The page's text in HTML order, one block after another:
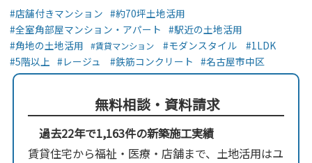
店舗付きマンション
約70坪土地活用
全室角部屋マンション・アパート
駅近の土地活用
角地の土地活用
賃貸マンション モダンスタイル
1LDK
5階以上
レージュ 鉄筋コンクリート 名古屋市中区
無料相談・資料請求
過去22年で1,163件の新築施工実績
賃貸住宅から福祉・医療・店舗まで、土地活用はユ